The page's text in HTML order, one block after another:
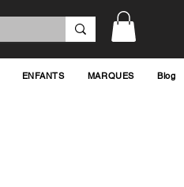
ENFANTS MARQUES Blog